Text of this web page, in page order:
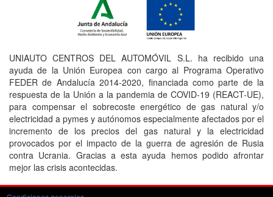
UNIAUTO CENTROS DEL AUTOMÓVIL S.L. ha recibido una
ayuda de la Unión Europea con cargo al Programa Operativo
FEDER de Andalucía 2014-2020, financiada como parte de la
respuesta de la Unión a la pandemia de COVID-19 (REACT-UE),
para compensar el sobrecoste energético de gas natural y/o
electricidad a pymes y autónomos especialmente afectados por el
incremento de los precios del gas natural y la electricidad
provocados por el impacto de la guerra de agresión de Rusia
contra Ucrania. Gracias a esta ayuda hemos podido afrontar
mejor las crisis acontecidas.